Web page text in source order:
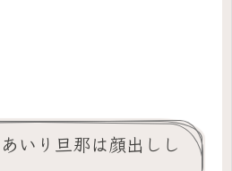
いり旦那は顔出しし